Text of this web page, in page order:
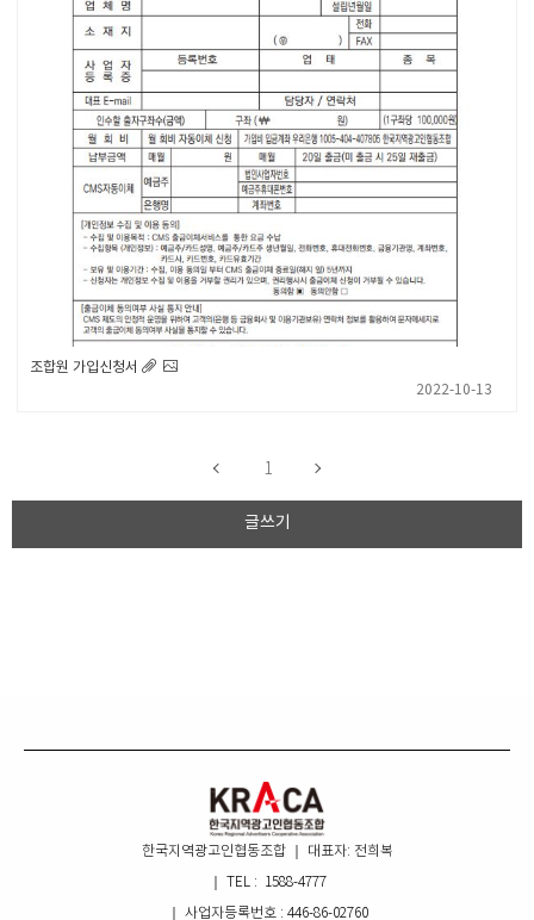
조합원 가입신청서
2022-10-13
1
글쓰기
한국지역광고인협동조합 ｜ 대표자: 전희복
｜ TEL : 1588-4777
｜ 사업자등록번호 : 446-86-02760